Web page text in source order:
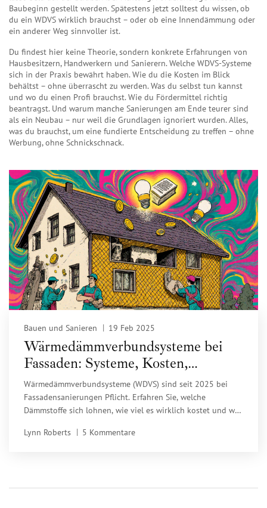
Baubeginn gestellt werden. Spätestens jetzt solltest du wissen, ob
du ein WDVS wirklich brauchst – oder ob eine Innendämmung oder
ein anderer Weg sinnvoller ist.
Du findest hier keine Theorie, sondern konkrete Erfahrungen von
Hausbesitzern, Handwerkern und Sanierern. Welche WDVS-Systeme
sich in der Praxis bewährt haben. Wie du die Kosten im Blick
behältst – ohne überrascht zu werden. Was du selbst tun kannst
und wo du einen Profi brauchst. Wie du Fördermittel richtig
beantragst. Und warum manche Sanierungen am Ende teurer sind
als ein Neubau – nur weil die Grundlagen ignoriert wurden. Alles,
was du brauchst, um eine fundierte Entscheidung zu treffen – ohne
Werbung, ohne Schnickschnack.
Bauen und Sanieren 19 Feb 2025
Wärmedämmverbundsysteme bei
Fassaden: Systeme, Kosten,
Lebensdauer - Alles, was Sie 2025
wissen müssen
Wärmedämmverbundsysteme (WDVS) sind seit 2025 bei
Fassadensanierungen Pflicht. Erfahren Sie, welche
Dämmstoffe sich lohnen, wie viel es wirklich kostet und wie
und Expertentipps für 2025.
Lynn Roberts 5 Kommentare